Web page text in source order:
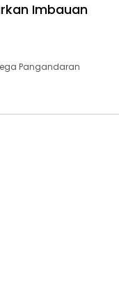
Imbauan
Pangandaran